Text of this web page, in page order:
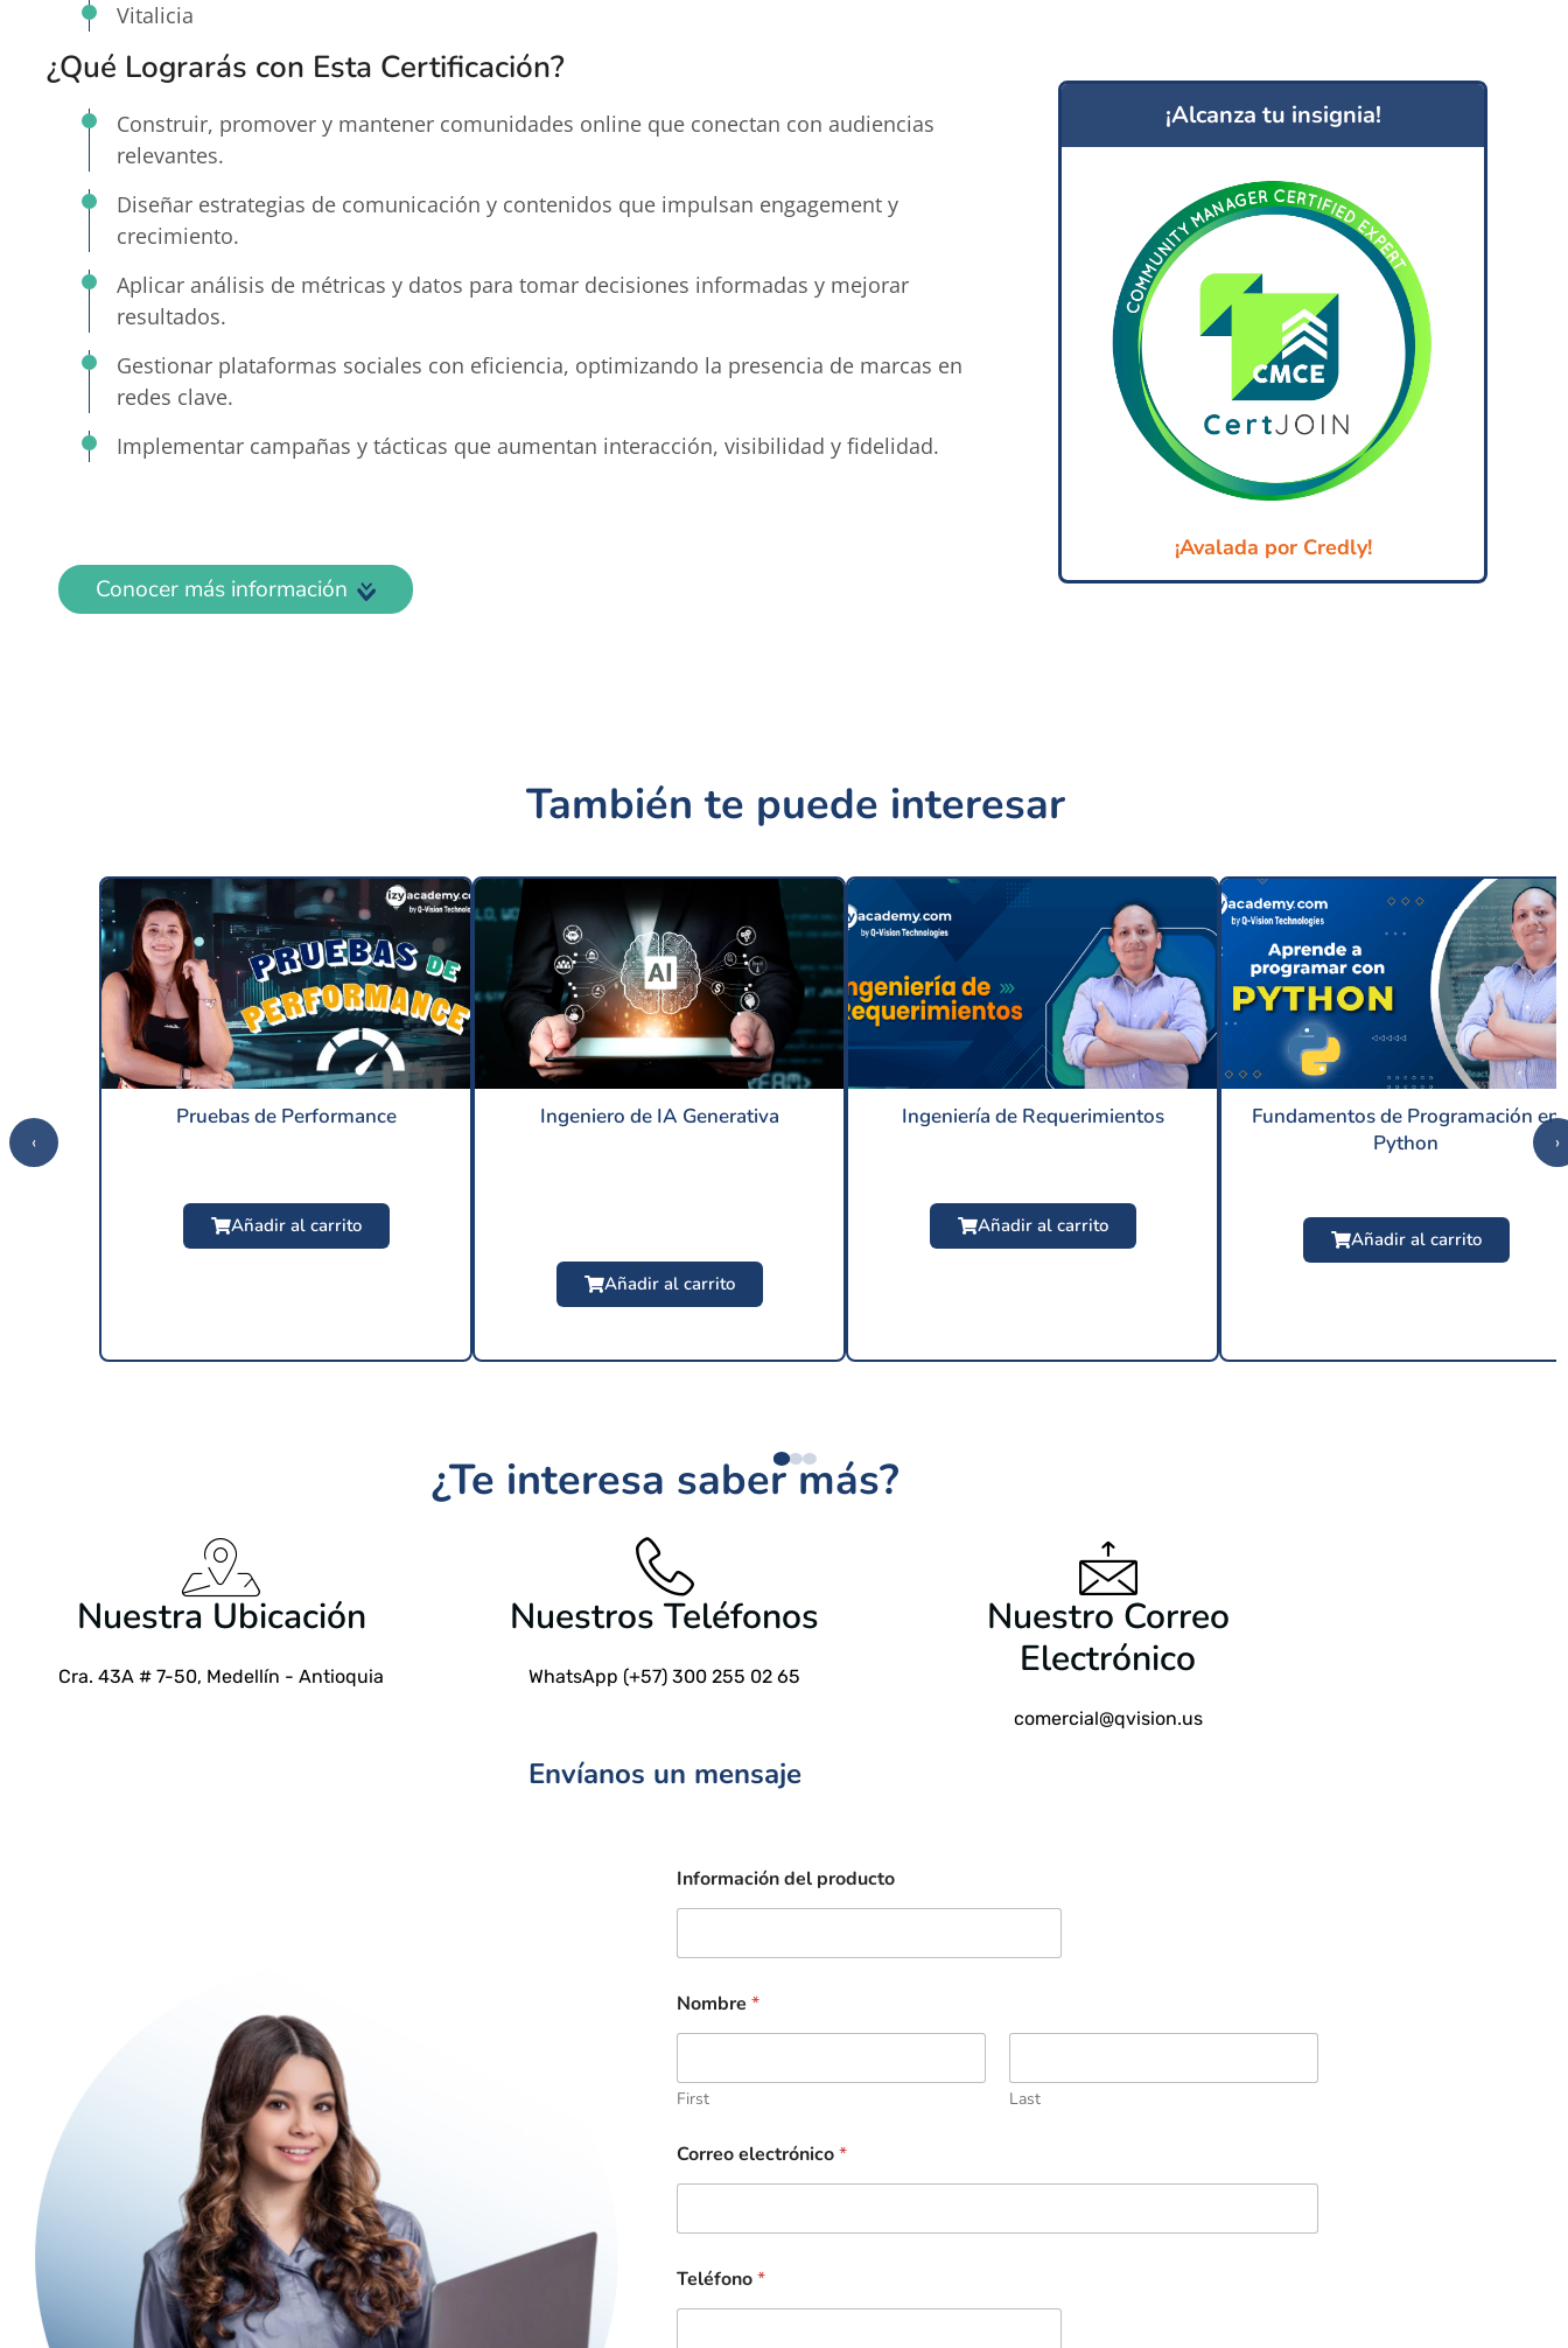
Vitalicia
¿Qué Lograrás con Esta Certificación?
Construir, promover y mantener comunidades online que conectan con audiencias
relevantes.
Diseñar estrategias de comunicación y contenidos que impulsan engagement y
crecimiento.
Aplicar análisis de métricas y datos para tomar decisiones informadas y mejorar
resultados.
Gestionar plataformas sociales con eficiencia, optimizando la presencia de marcas en
redes clave.
Implementar campañas y tácticas que aumentan interacción, visibilidad y fidelidad.
Conocer más información
¡Alcanza tu insignia!
¡Avalada por Credly!
También te puede interesar
Pruebas de Performance
Añadir al carrito
Ingeniero de IA Generativa
Añadir al carrito
Ingeniería de Requerimientos
Añadir al carrito
Fundamentos de Programación en
Python
Añadir al carrito
‹ ›
¿Te interesa saber más?
Nuestra Ubicación
Cra. 43A # 7-50, Medellín - Antioquia
Nuestros Teléfonos
WhatsApp (+57) 300 255 02 65
Nuestro Correo
Electrónico
comercial@qvision.us
Envíanos un mensaje
Información del producto
Nombre *
First Last
Correo electrónico*
Teléfono*